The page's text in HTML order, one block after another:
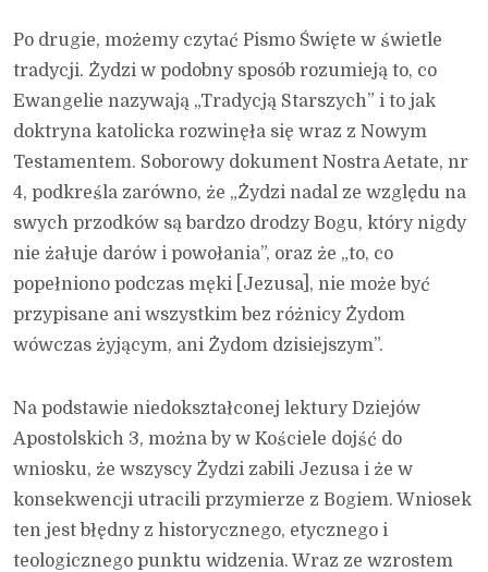
Po drugie, możemy czytać Pismo Święte w świetle
tradycji. Żydzi w podobny sposób rozumieją to, co
Ewangelie nazywają „Tradycją Starszych” i to jak
doktryna katolicka rozwinęła się wraz z Nowym
Testamentem. Soborowy dokument Nostra Aetate, nr
4, podkreśla zarówno, że „Żydzi nadal ze względu na
swych przodków są bardzo drodzy Bogu, który nigdy
nie żałuje darów i powołania”, oraz że „to, co
popełniono podczas męki [Jezusa], nie może być
przypisane ani wszystkim bez różnicy Żydom
wówczas żyjącym, ani Żydom dzisiejszym”.
Na podstawie niedokształconej lektury Dziejów
Apostolskich 3, można by w Kościele dojść do
wniosku, że wszyscy Żydzi zabili Jezusa i że w
konsekwencji utracili przymierze z Bogiem. Wniosek
ten jest błędny z historycznego, etycznego i
teologicznego punktu widzenia. Wraz ze wzrostem